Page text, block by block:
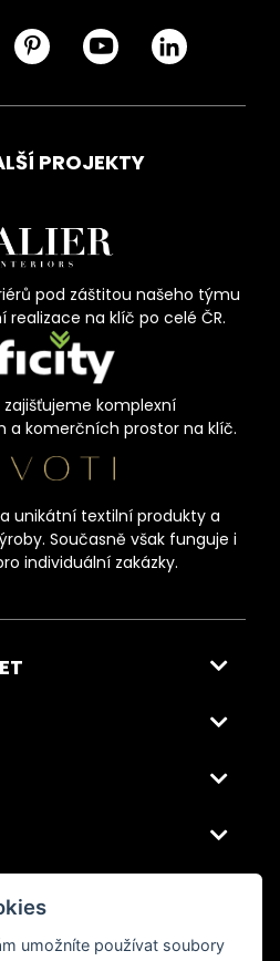
PROJEKTY
pod záštitou našeho týmu
na klíč po celé ČR.
komplexní
a komerčních prostor na klíč.
unikátní textilní produkty a
Současně však funguje i
individuální zakázky.
umožníte používat soubory